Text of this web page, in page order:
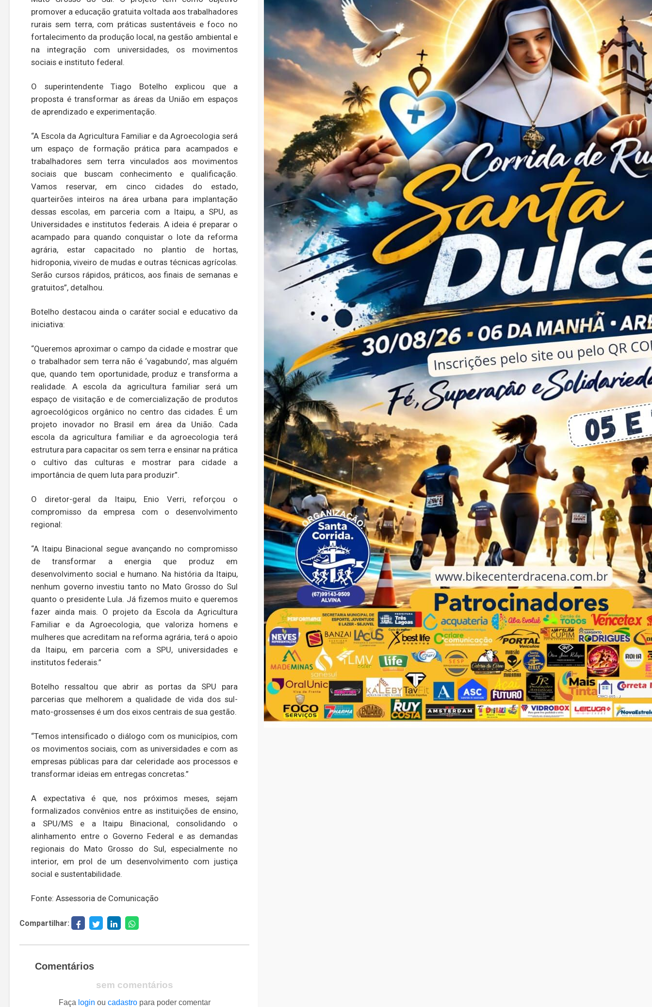
promover a educação gratuita voltada aos trabalhadores
rurais sem terra, com práticas sustentáveis e foco no
fortalecimento da produção local, na gestão ambiental e
na integração com universidades, os movimentos
sociais e instituto federal.
O superintendente Tiago Botelho explicou que a
proposta é transformar as áreas da União em espaços
de aprendizado e experimentação.
“A Escola da Agricultura Familiar e da Agroecologia será
um espaço de formação prática para acampados e
trabalhadores sem terra vinculados aos movimentos
sociais que buscam conhecimento e qualificação.
Vamos reservar, em cinco cidades do estado,
quarteirões inteiros na área urbana para implantação
dessas escolas, em parceria com a Itaipu, a SPU, as
Universidades e institutos federais. A ideia é preparar o
acampado para quando conquistar o lote da reforma
agrária, estar capacitado no plantio de hortas,
hidroponia, viveiro de mudas e outras técnicas agrícolas.
Serão cursos rápidos, práticos, aos finais de semanas e
gratuitos”, detalhou.
Botelho destacou ainda o caráter social e educativo da
iniciativa:
“Queremos aproximar o campo da cidade e mostrar que
o trabalhador sem terra não é ‘vagabundo’, mas alguém
que, quando tem oportunidade, produz e transforma a
realidade. A escola da agricultura familiar será um
espaço de visitação e de comercialização de produtos
agroecológicos orgânico no centro das cidades. É um
projeto inovador no Brasil em área da União. Cada
escola da agricultura familiar e da agroecologia terá
estrutura para capacitar os sem terra e ensinar na prática
o cultivo das culturas e mostrar para cidade a
importância de quem luta para produzir”.
O diretor-geral da Itaipu, Enio Verri, reforçou o
compromisso da empresa com o desenvolvimento
regional:
“A Itaipu Binacional segue avançando no compromisso
de transformar a energia que produz em
desenvolvimento social e humano. Na história da Itaipu,
nenhum governo investiu tanto no Mato Grosso do Sul
quanto o presidente Lula. Já fizemos muito e queremos
fazer ainda mais. O projeto da Escola da Agricultura
Familiar e da Agroecologia, que valoriza homens e
mulheres que acreditam na reforma agrária, terá o apoio
da Itaipu, em parceria com a SPU, universidades e
institutos federais.”
Botelho ressaltou que abrir as portas da SPU para
parcerias que melhorem a qualidade de vida dos sul-
mato-grossenses é um dos eixos centrais de sua gestão.
“Temos intensificado o diálogo com os municípios, com
os movimentos sociais, com as universidades e com as
empresas públicas para dar celeridade aos processos e
transformar ideias em entregas concretas.”
A expectativa é que, nos próximos meses, sejam
formalizados convênios entre as instituições de ensino,
a SPU/MS e a Itaipu Binacional, consolidando o
alinhamento entre o Governo Federal e as demandas
regionais do Mato Grosso do Sul, especialmente no
interior, em prol de um desenvolvimento com justiça
social e sustentabilidade.
Fonte: Assessoria de Comunicação
Compartilhar:
Comentários
sem comentários
Faça login ou cadastropara poder comentar